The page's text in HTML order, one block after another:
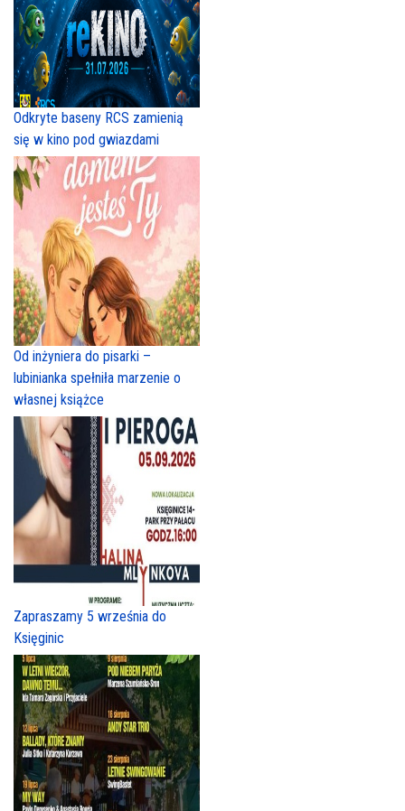
Odkryte baseny RCS zamienią
się w kino pod gwiazdami
Od inżyniera do pisarki –
lubinianka spełniła marzenie o
własnej książce
Zapraszamy 5 września do
Księginic